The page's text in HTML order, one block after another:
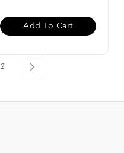
Add To Cart
2